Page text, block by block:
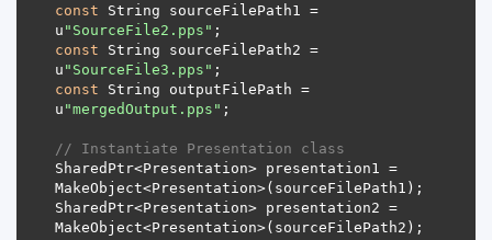
const String sourceFilePath1 =
u "SourceFile2.pps"
const String sourceFilePath2 =
u "SourceFile3.pps"
const String outputFilePath =
u "mergedOutput.pps"
// Instantiate Presentation class
SharedPtr<Presentation> presentation1 =
SharedPtr<Presentation> presentation2 =